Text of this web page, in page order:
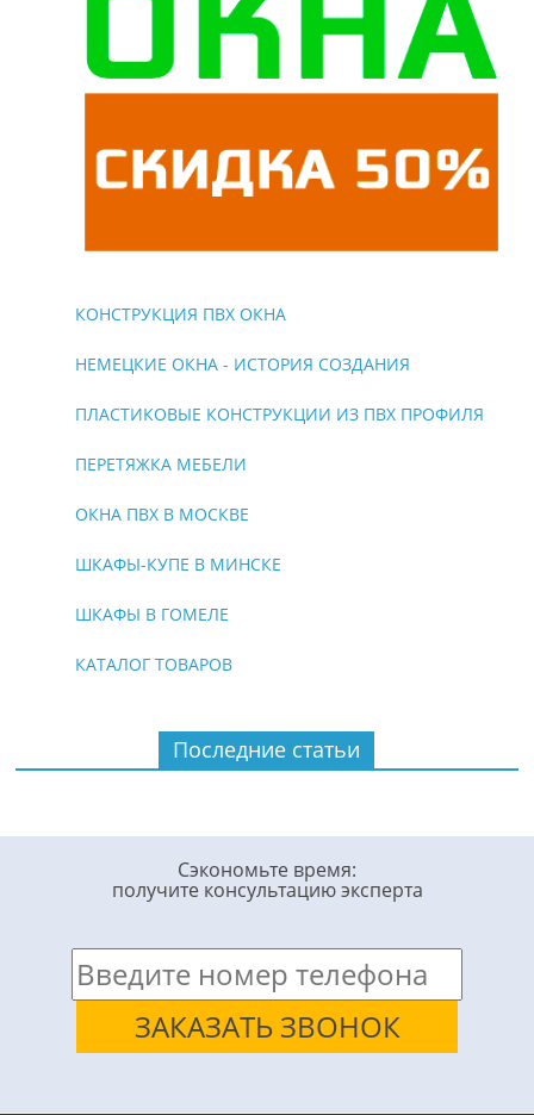
КОНСТРУКЦИЯ ПВХ ОКНА
НЕМЕЦКИЕ ОКНА - ИСТОРИЯ СОЗДАНИЯ
ПЛАСТИКОВЫЕ КОНСТРУКЦИИ ИЗ ПВХ ПРОФИЛЯ
ПЕРЕТЯЖКА МЕБЕЛИ
ОКНА ПВХ В МОСКВЕ
ШКАФЫ-КУПЕ В МИНСКЕ
ШКАФЫ В ГОМЕЛЕ
КАТАЛОГ ТОВАРОВ
Последние статьи
Сэкономьте время:
получите консультацию эксперта